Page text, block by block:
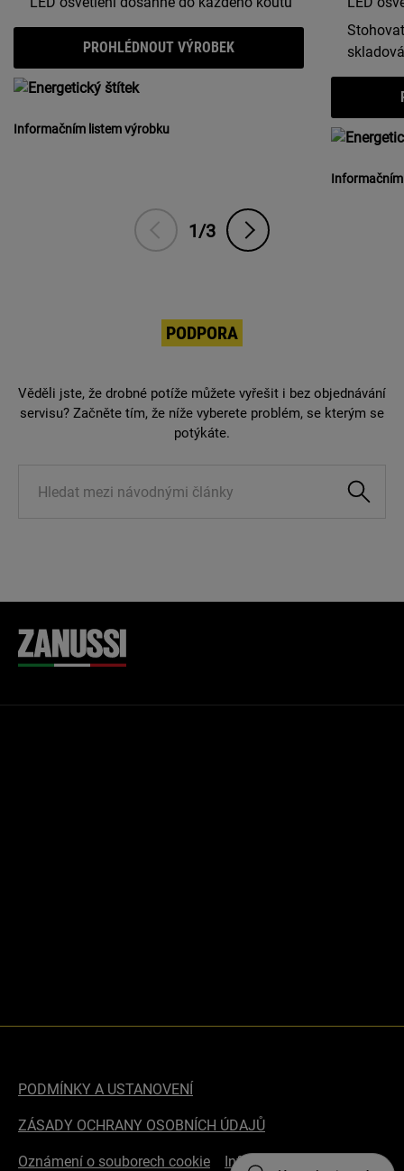
PROHLÉDNOUT VÝROBEK
Informačním listem výrobku
1/3
PODPORA
Věděli jste, že drobné potíže můžete vyřešit i bez objednávání
servisu? Začněte tím, že níže vyberete problém, se kterým se
potýkáte.
Management
PODMÍNKY A USTANOVENÍ
ZÁSADY OCHRANY OSOBNÍCH ÚDAJŮ
Oznámení o souborech cookie Informace o přístupnosti